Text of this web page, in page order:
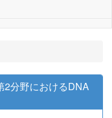
2分野におけるDNA